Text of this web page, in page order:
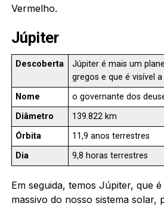
Vermelho.
Júpiter
Descoberta
Júpiter é mais um
gregos e que é visível
Nome
o governante dos
Diâmetro
139.822 km
Órbita
11,9 anos terrestres
Dia
9,8 horas terrestres
Em seguida, temos Júpiter, que
massivo do nosso sistema solar,